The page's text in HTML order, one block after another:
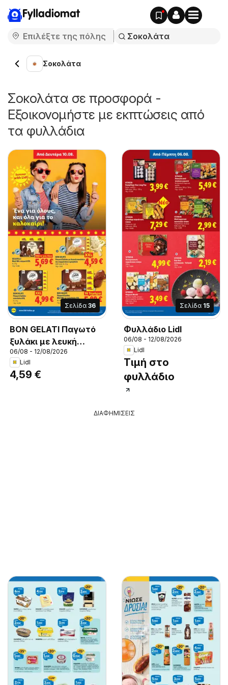
Fylladiomat
Σοκολάτα
Σοκολάτα σε προσφορά -
Εξοικονομήστε με εκπτώσεις από
τα φυλλάδια
Σελίδα 36
BON GELATI Παγωτό
ξυλάκι με λευκή
σοκολάτα και
κομματάκια
αμύγδαλο, BON
06/08 - 12/08/2026
Lidl
4,59 €
Σελίδα 15
Φυλλάδιο Lidl
06/08 - 12/08/2026
Lidl
Τιμή στο
φυλλάδιο
ΔΙΑΦΗΜΙΣΕΙΣ